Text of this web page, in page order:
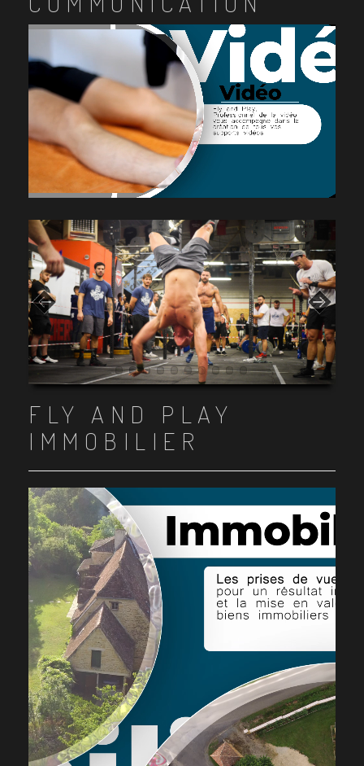
Item 1
Item 2
Item 3
Item 4
Item 5
Item 6
Item 7
Item 8
Item 9
Item 10
FLY AND PLAY
IMMOBILIER